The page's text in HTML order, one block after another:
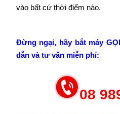
vào bất cứ thời điểm nào.
Đừng ngại, hãy bắt máy
dẫn và tư vấn miễn phí:
08